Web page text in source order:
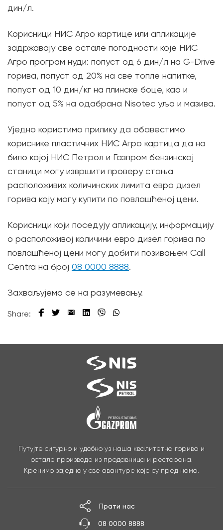
дин/л.
Корисници НИС Агро картице или апликације
задржавају све остале погодности које НИС
Агро програм нуди: попуст од 6 дин/л на G-Drive
горива, попуст од 20% на све топле напитке,
попуст од 10 дин/кг на плинске боце, као и
попуст од 5% на одабрана Nisotec уља и мазива.
Уједно користимо прилику да обавестимо
кориснике пластичних НИС Агро картица да на
било којој НИС Петрол и Газпром бензинској
станици могу извршити проверу стања
расположивих количинских лимита евро дизел
горива коју могу купити по повлашћеној цени.
Корисници који поседују апликацију, информацију
о расположивој количини евро дизел горива по
повлашћеној цени могу добити позивањем Call
Centra на број 08 0000 8888.
Захваљујемо се на разумевању.
Share:
Путујте сигурно и удобно уз наша квалитетна горива и
остале производе из продавница и ресторана.
Кренимо заједно у све авантуре које су пред нама.
Прати нас
08 0000 8888